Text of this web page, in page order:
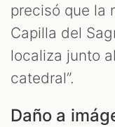
precisó que la
Capilla del
localiza junto
catedral”.
Daño a